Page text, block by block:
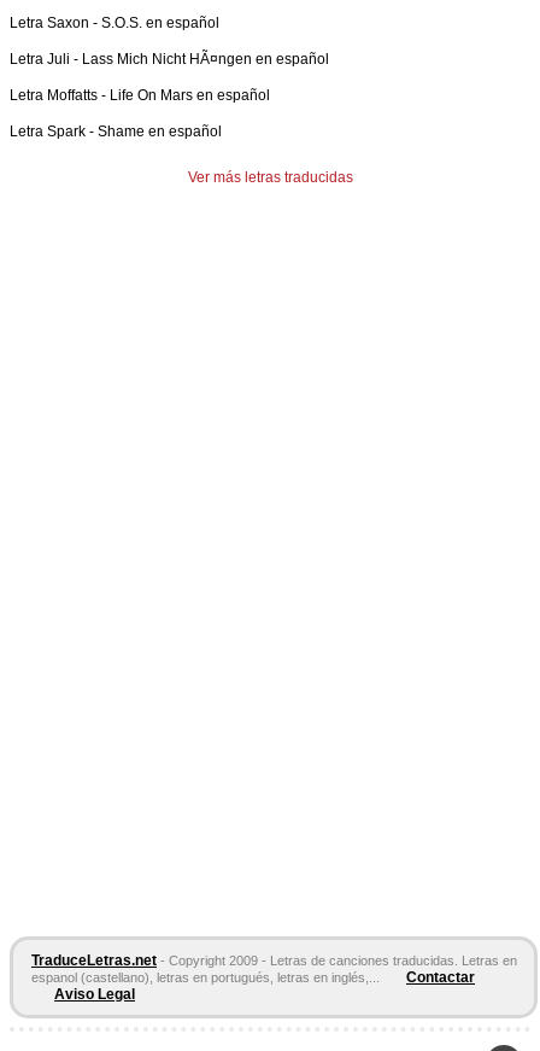
Letra Saxon - S.O.S. en español
Letra Juli - Lass Mich Nicht HÃ¤ngen en español
Letra Moffatts - Life On Mars en español
Letra Spark - Shame en español
Ver más letras traducidas
TraduceLetras.net - Copyright 2009 - Letras de canciones traducidas. Letras en
espanol (castellano), letras en portugués, letras en inglés,...
Contactar
Aviso Legal